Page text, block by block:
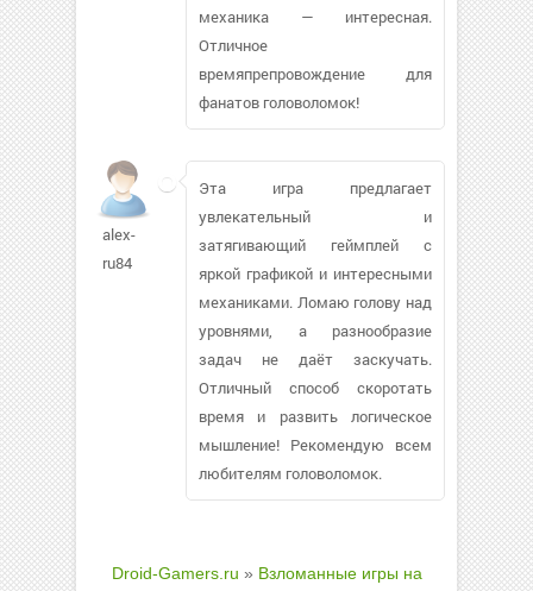
механика — интересная.
Отличное
времяпрепровождение для
фанатов головоломок!
alex-
ru84
Эта игра предлагает
увлекательный и
затягивающий геймплей с
яркой графикой и интересными
механиками. Ломаю голову над
уровнями, а разнообразие
задач не даёт заскучать.
Отличный способ скоротать
время и развить логическое
мышление! Рекомендую всем
любителям головоломок.
Droid-Gamers.ru » Взломанные игры на